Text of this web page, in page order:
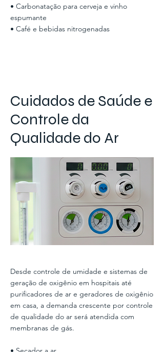
• Carbonatação para cerveja e vinho
espumante
• Café e bebidas nitrogenadas
Cuidados de Saúde e
Controle da
Qualidade do Ar
Desde controle de umidade e sistemas de
geração de oxigênio em hospitais até
purificadores de ar e geradores de oxigênio
em casa, a demanda crescente por controle
de qualidade do ar será atendida com
membranas de gás.